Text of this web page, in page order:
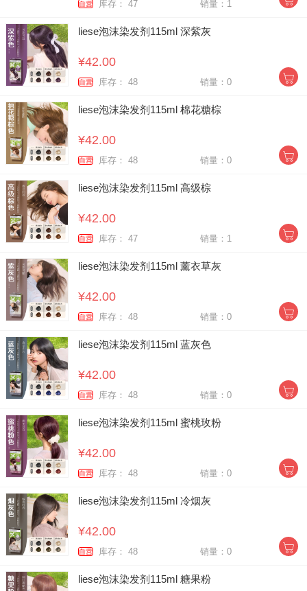
自营 库存： 47 销量：1
liese泡沫染发剂115ml 深紫灰
¥42.00
自营 库存： 48 销量：0
liese泡沫染发剂115ml 棉花糖棕
¥42.00
自营 库存： 48 销量：0
liese泡沫染发剂115ml 高级棕
¥42.00
自营 库存： 47 销量：1
liese泡沫染发剂115ml 薰衣草灰
¥42.00
自营 库存： 48 销量：0
liese泡沫染发剂115ml 蓝灰色
¥42.00
自营 库存： 48 销量：0
liese泡沫染发剂115ml 蜜桃玫粉
¥42.00
自营 库存： 48 销量：0
liese泡沫染发剂115ml 冷烟灰
¥42.00
自营 库存： 48 销量：0
liese泡沫染发剂115ml 糖果粉